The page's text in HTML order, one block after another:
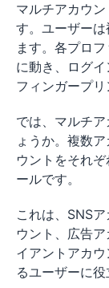
マルチアカウ
す。ユーザー
ます。各プロ
に動き、ログ
フィンガープリ
では、マルチ
ょうか。複数
ウントをそれ
ールです。
これは、SNS
ウント、広告
イアントアカ
るユーザーに役